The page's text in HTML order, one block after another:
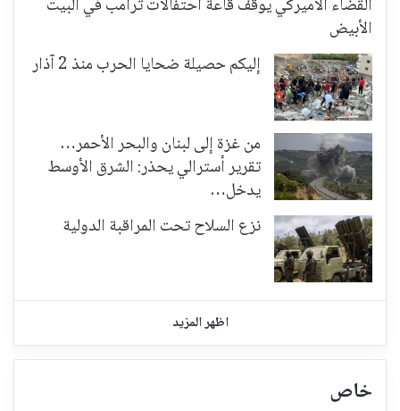
القضاء الأميركي يوقف قاعة احتفالات ترامب في البيت
الأبيض
إليكم حصيلة ضحايا الحرب منذ 2 آذار
من غزة إلى لبنان والبحر الأحمر…
تقرير أسترالي يحذر: الشرق الأوسط
يدخل…
نزع السلاح تحت المراقبة الدولية
اظهر المزيد
خاص